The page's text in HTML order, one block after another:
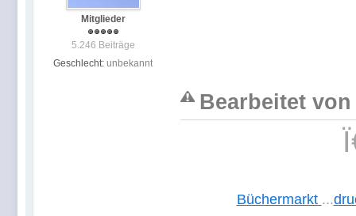
Mitglieder
5.246 Beiträge
Geschlecht: unbekannt
Bearbeitet von
Büchermarkt ...